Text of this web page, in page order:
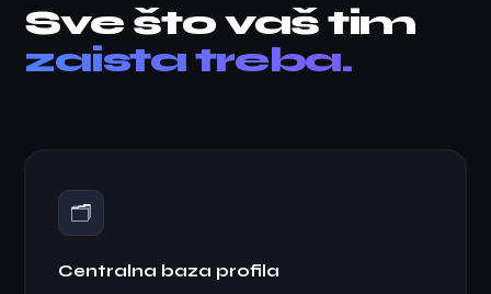
Sve što vaš tim
zaista treba.
🗂️
Centralna baza profila